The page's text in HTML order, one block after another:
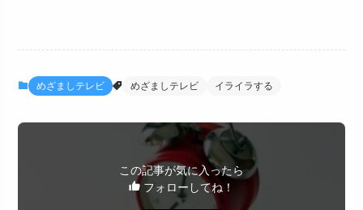
めざましテレビ めざましテレビ イライラする
この記事が気に入ったら
フォローしてね！